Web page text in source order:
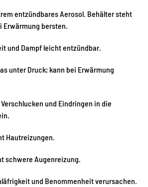
entzündbares Aerosol. Behälter steht
Erwärmung bersten.
Dampf leicht entzündbar.
Druck; kann bei Erwärmung
und Eindringen in die
Augenreizung.
und Benommenheit verursachen.